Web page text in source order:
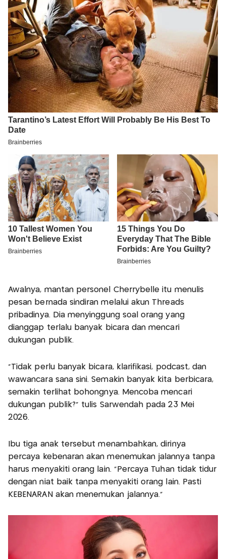
Awalnya, mantan personel Cherrybelle itu menulis
pesan bernada sindiran melalui akun Threads
pribadinya. Dia menyinggung soal orang yang
dianggap terlalu banyak bicara dan mencari
dukungan publik.
“Tidak perlu banyak bicara, klarifikasi, podcast, dan
wawancara sana sini. Semakin banyak kita berbicara,
semakin terlihat bohongnya. Mencoba mencari
dukungan publik?” tulis Sarwendah pada 23 Mei
2026.
Ibu tiga anak tersebut menambahkan, dirinya
percaya kebenaran akan menemukan jalannya tanpa
harus menyakiti orang lain. “Percaya Tuhan tidak tidur
dengan niat baik tanpa menyakiti orang lain. Pasti
KEBENARAN akan menemukan jalannya.”